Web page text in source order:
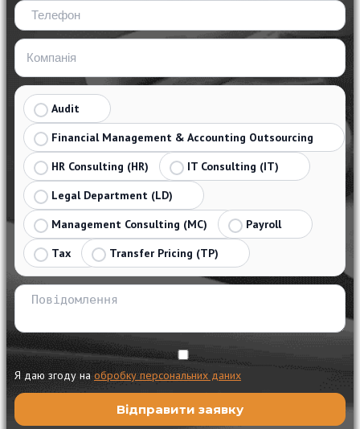
Audit
Financial Management & Accounting Outsourcing
HR Consulting (HR)
IT Consulting (IT)
Legal Department (LD)
Management Consulting (MC)
Payroll
Tax
Transfer Pricing (TP)
Я даю згоду наобробку персональних даних